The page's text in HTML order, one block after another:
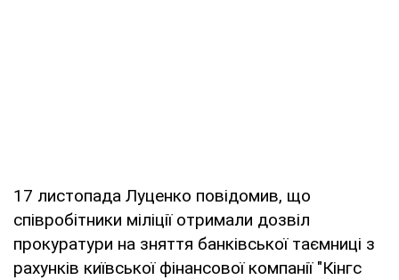
17 листопада Луценко повідомив, що
співробітники міліції отримали дозвіл
прокуратури на зняття банківської таємниці з
рахунків київської фінансової компанії "Кінгс